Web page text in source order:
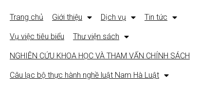
Trang chủ Giới thiệu Dịch vụ Tin tức
Vụ việc tiêu biểu Thư viện sách
NGHIÊN CỨU KHOA HỌC VÀ THAM VẤN CHÍNH SÁCH
Câu lạc bộ thực hành nghề luật Nam Hà Luật